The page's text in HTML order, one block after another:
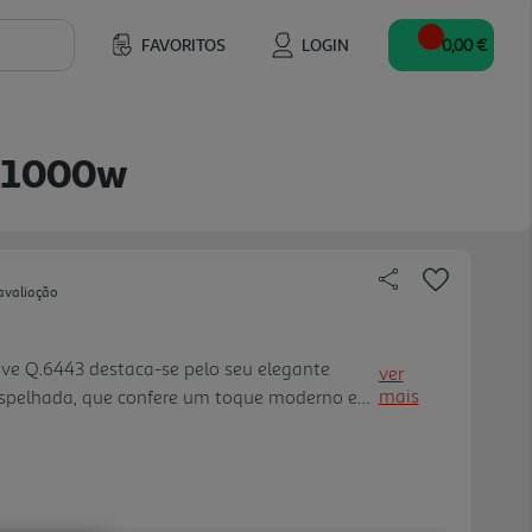
FAVORITOS LOGIN 0,00 €
Q.6443 destaca-se pelo seu elegante
que confere um toque moderno e
utilização. Com capacidade de 25L,
ver
mais